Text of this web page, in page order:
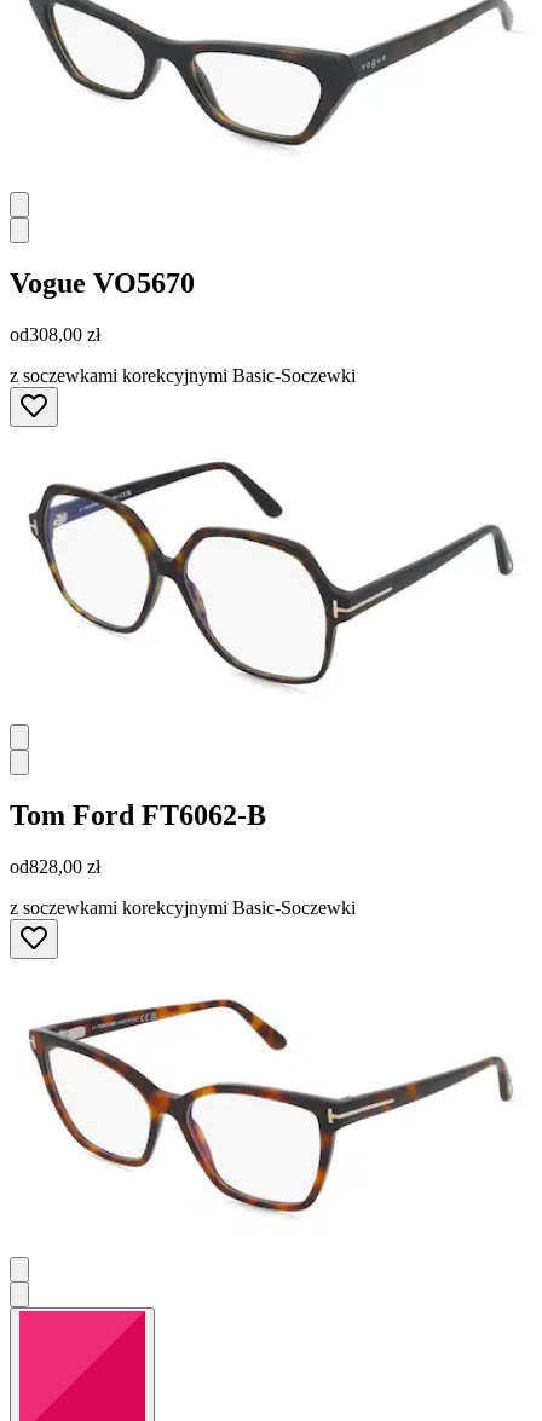
Vogue VO5670
od308,00 zł
z soczewkami korekcyjnymi Basic-Soczewki
Tom Ford FT6062-B
od828,00 zł
z soczewkami korekcyjnymi Basic-Soczewki